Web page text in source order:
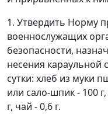
1. Утвердить Норму
военнослужащих
безопасности,
несения караульной
сутки: хлеб из муки
или сало-шпик - 100
г, чай - 0,6 г.